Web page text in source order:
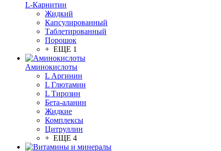
L-Карнитин
Жидкий
Капсулированный
Таблетированный
Порошок
+ ЕЩЕ 1
Аминокислоты
L Аргинин
L Глютамин
L Тирозин
Бета-аланин
Жидкие
Комплексы
Цитруллин
+ ЕЩЕ 4